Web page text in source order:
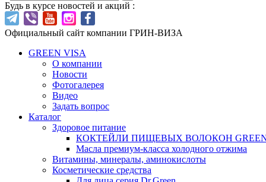
Будь в курсе новостей и акций :
Официальный сайт компании ГРИН-ВИЗА
GREEN VISA
О компании
Новости
Фотогалерея
Видео
Задать вопрос
Каталог
Здоровое питание
КОКТЕЙЛИ ПИЩЕВЫХ ВОЛОКОН GREEN
Масла премиум-класса холодного отжима
Витамины, минералы, аминокислоты
Косметические средства